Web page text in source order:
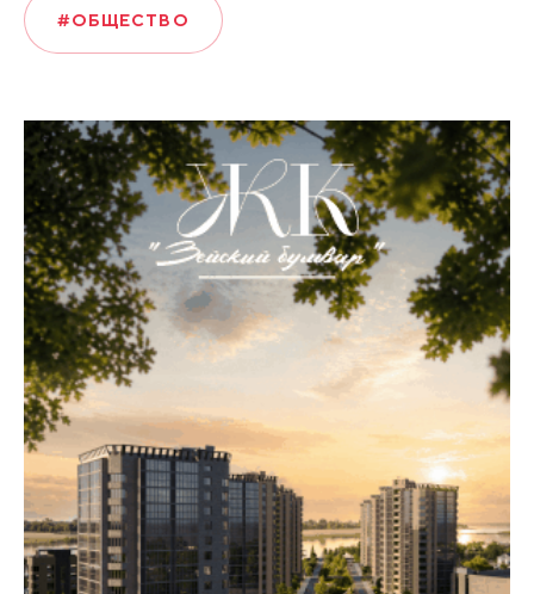
#ОБЩЕСТВО